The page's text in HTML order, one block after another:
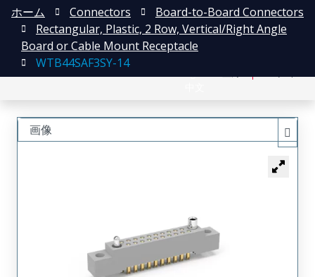
ホーム Connectors
Board-to-Board Connectors
Rectangular, Plastic, 2 Row, Vertical/Right Angle
Board or Cable Mount Receptacle
WTB44SAF3SY-14
画像